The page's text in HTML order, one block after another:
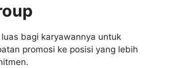
bagi karyawannya untuk
promosi ke posisi yang lebih